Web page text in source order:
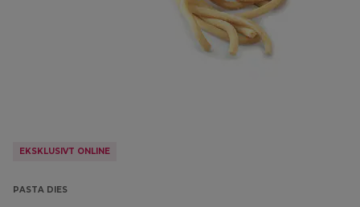
EKSKLUSIVT ONLINE
PASTA DIES